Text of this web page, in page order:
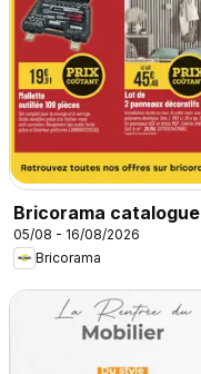
Bricorama catalogue
05/08 - 16/08/2026
Bricorama